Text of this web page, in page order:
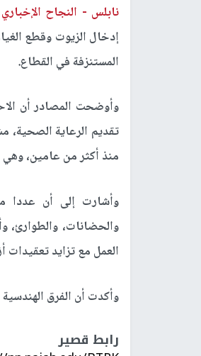
نابلس - النجاح
إدخال الزيوت وقطع
المستنزفة في القطاع.
تقديم الرعاية الصحية،
منذ أكثر من عامين،
وأشارت إلى أن عددا
والحضانات،
العمل مع تزايد
وأكدت أن الفرق
رابط قصير